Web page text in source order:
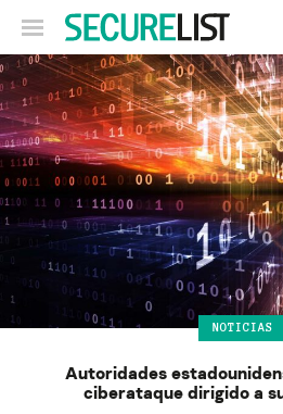
NOTICIAS
Autoridades
ciberataque dirigido a